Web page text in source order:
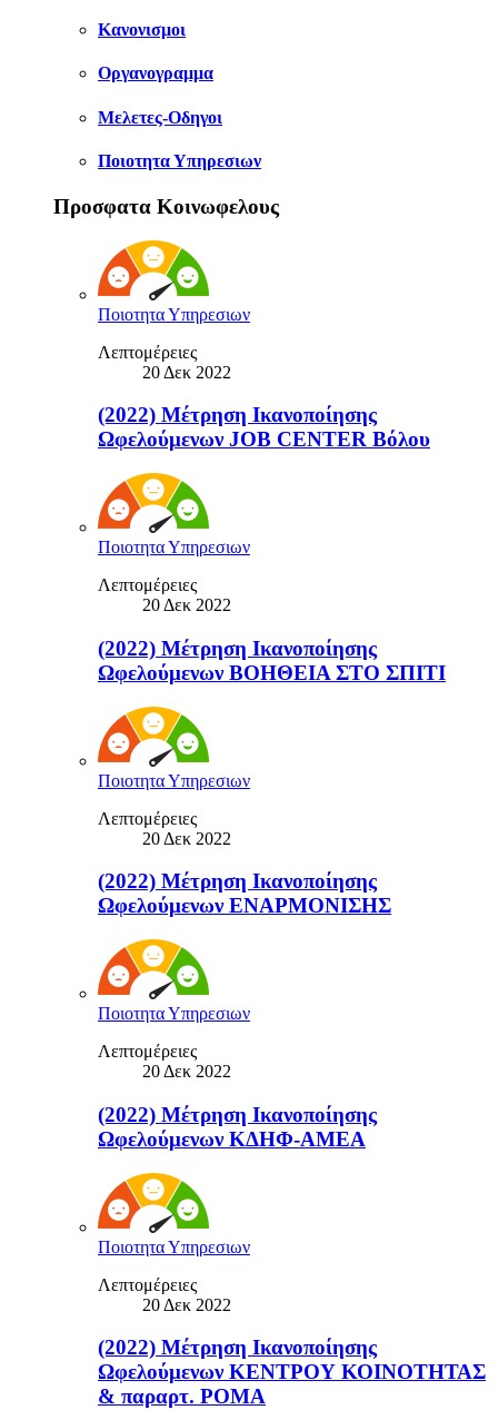
Κανονισμοι
Οργανογραμμα
Μελετες-Οδηγοι
Ποιοτητα Υπηρεσιων
Προσφατα Κοινωφελους
Ποιοτητα Υπηρεσιων
Λεπτομέρειες
20 Δεκ 2022
(2022) Μέτρηση Ικανοποίησης
Ωφελούμενων JOB CENTER Βόλου
Ποιοτητα Υπηρεσιων
Λεπτομέρειες
20 Δεκ 2022
(2022) Μέτρηση Ικανοποίησης
Ωφελούμενων ΒΟΗΘΕΙΑ ΣΤΟ ΣΠΙΤΙ
Ποιοτητα Υπηρεσιων
Λεπτομέρειες
20 Δεκ 2022
(2022) Μέτρηση Ικανοποίησης
Ωφελούμενων ΕΝΑΡΜΟΝΙΣΗΣ
Ποιοτητα Υπηρεσιων
Λεπτομέρειες
20 Δεκ 2022
(2022) Μέτρηση Ικανοποίησης
Ωφελούμενων ΚΔΗΦ-ΑΜΕΑ
Ποιοτητα Υπηρεσιων
Λεπτομέρειες
20 Δεκ 2022
(2022) Μέτρηση Ικανοποίησης
Ωφελούμενων ΚΕΝΤΡΟΥ ΚΟΙΝΟΤΗΤΑΣ
& παραρτ. ΡΟΜΑ